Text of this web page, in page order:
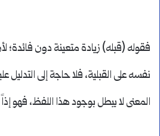
فقوله (قبله) زيادة متعينة دون
نفسه على القبلية، فلا حاجة إلى التدليل
المعنى لا يبطل بوجود هذا اللفظ، فهو